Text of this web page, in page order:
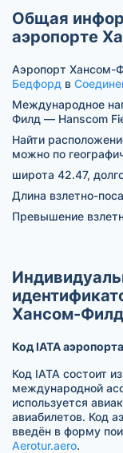
Общая
аэропорте
Аэропорт Хансом-
Бедфорд в
Международное
Филд — Hanscom
Найти
можно по
широта 42.47,
Длина взлетно-
Превышение
Хансом-Филд
Код IATA
Код IATA состоит
международной
используется
авиабилетов. Код
введён в форму
Aerotur.aero.